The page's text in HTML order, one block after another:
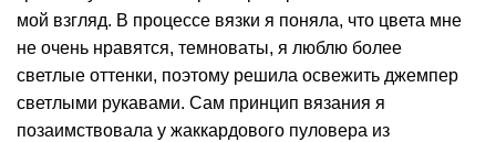
мой взгляд. В процессе вязки я поняла, что цвета мне
не очень нравятся, темноваты, я люблю более
светлые оттенки, поэтому решила освежить джемпер
светлыми рукавами. Сам принцип вязания я
позаимствовала у жаккардового пуловера из